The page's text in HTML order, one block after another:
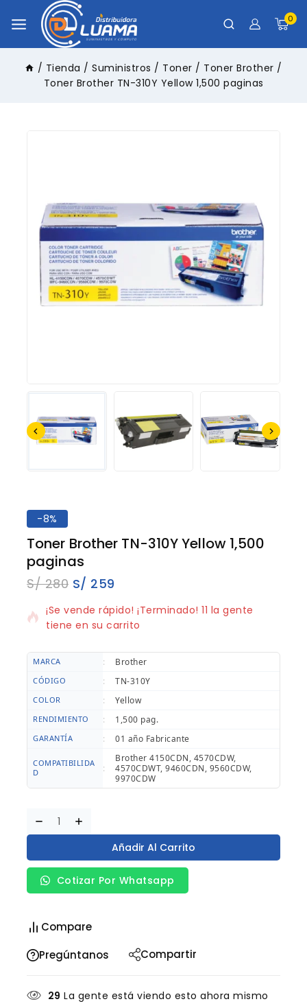
0
/ Tienda / Suministros / Toner / Toner Brother /
Toner Brother TN-310Y Yellow 1,500 paginas
-8%
Toner Brother TN-310Y Yellow 1,500
paginas
S/280 S/ 259
5 productos vendidos en los últimos 13 horas
¡Se vende rápido! ¡Terminado! 11 la gente
tiene en su carrito
MARCA : Brother
CÓDIGO : TN-310Y
COLOR : Yellow
RENDIMIENTO : 1,500 pag.
GARANTÍA : 01 año Fabricante
COMPATIBILIDA
D
:
Brother 4150CDN, 4570CDW,
4570CDWT, 9460CDN, 9560CDW,
9970CDW
Añadir Al Carrito
Cotizar Por Whatsapp
Compare
Pregúntanos
Compartir
29 La gente está viendo esto ahora mismo